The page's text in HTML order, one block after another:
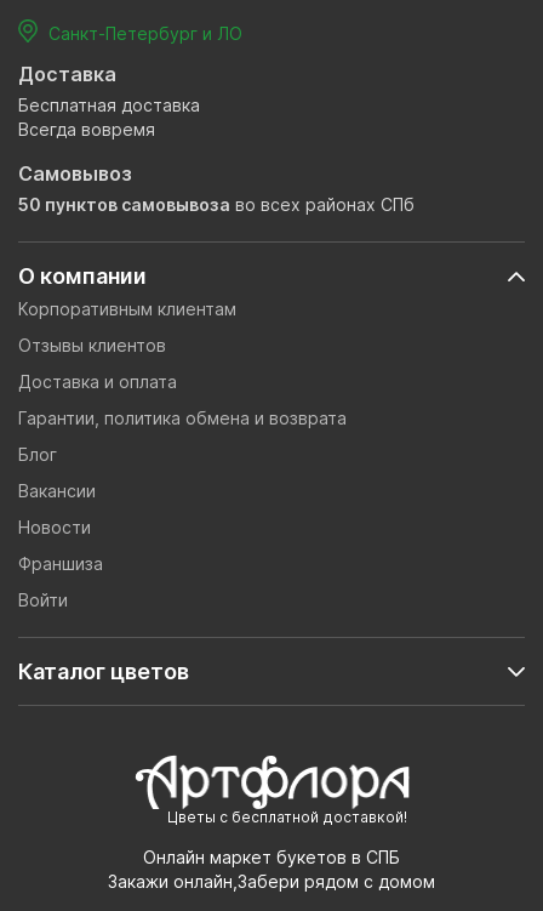
Цветы с бесплатной доставкой!
Онлайн маркет букетов в СПБ
Закажи онлайн,Забери рядом с домом
О компании
Корпоративным клиентам
Отзывы клиентов
Доставка и оплата
Гарантии, политика обмена и возврата
Блог
Вакансии
Новости
Франшиза
Войти
Каталог цветов
Санкт-Петербург и ЛО
Доставка
Бесплатная доставка
Всегда вовремя
Самовывоз
50 пунктов самовывоза во всех районах СПб